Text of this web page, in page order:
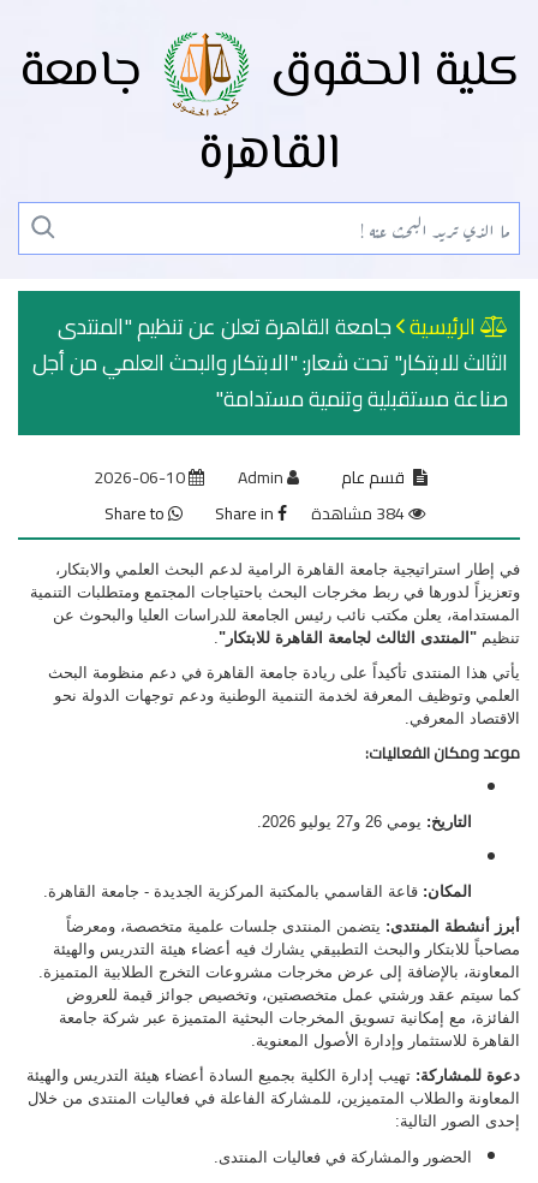
كلية الحقوق
جامعة
القاهرة
الرئيسية جامعة القاهرة تعلن عن تنظيم "المنتدى
الثالث للابتكار" تحت شعار: "الابتكار والبحث العلمي من أجل
صناعة مستقبلية وتنمية مستدامة"
قسم عام
2026-06-10
384 مشاهدة
في إطار استراتيجية جامعة القاهرة الرامية لدعم البحث العلمي والابتكار،
وتعزيزاً لدورها في ربط مخرجات البحث باحتياجات المجتمع ومتطلبات التنمية
المستدامة، يعلن مكتب نائب رئيس الجامعة للدراسات العليا والبحوث عن
تنظيم "المنتدى الثالث لجامعة القاهرة للابتكار".
يأتي هذا المنتدى تأكيداً على ريادة جامعة القاهرة في دعم منظومة البحث
العلمي وتوظيف المعرفة لخدمة التنمية الوطنية ودعم توجهات الدولة نحو
الاقتصاد المعرفي.
موعد ومكان الفعاليات:
التاريخ: يومي 26 و27 يوليو 2026 .
المكان: قاعة القاسمي بالمكتبة المركزية الجديدة - جامعة القاهرة.
أبرز أنشطة المنتدى: يتضمن المنتدى جلسات علمية متخصصة، ومعرضاً
مصاحباً للابتكار والبحث التطبيقي يشارك فيه أعضاء هيئة التدريس والهيئة
المعاونة، بالإضافة إلى عرض مخرجات مشروعات التخرج الطلابية المتميزة.
كما سيتم عقد ورشتي عمل متخصصتين، وتخصيص جوائز قيمة للعروض
الفائزة، مع إمكانية تسويق المخرجات البحثية المتميزة عبر شركة جامعة
القاهرة للاستثمار وإدارة الأصول المعنوية.
دعوة للمشاركة: تهيب إدارة الكلية بجميع السادة أعضاء هيئة التدريس والهيئة
المعاونة والطلاب المتميزين، للمشاركة الفاعلة في فعاليات المنتدى من خلال
إحدى الصور التالية:
الحضور والمشاركة في فعاليات المنتدى.